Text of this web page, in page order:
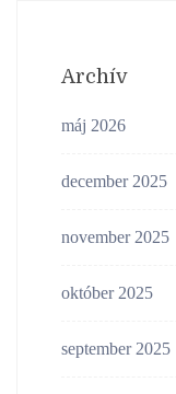
Archív
máj 2026
december 2025
november 2025
október 2025
september 2025